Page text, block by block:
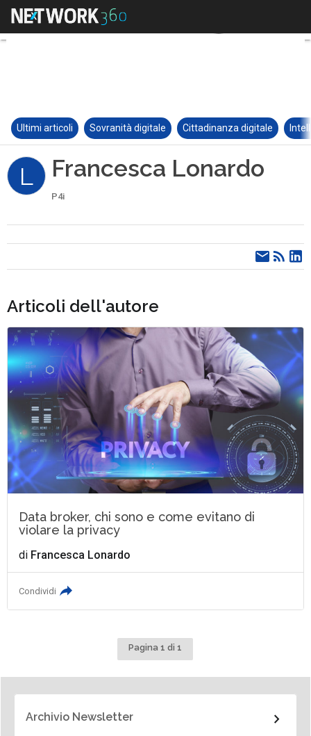
Ultimi articoli Sovranità digitale Cittadinanza digitale
L Francesca Lonardo
P4i
Articoli dell'autore
Data broker, chi sono e come evitano di
violare la privacy
di Francesca Lonardo
Condividi
Pagina 1 di 1
Archivio Newsletter